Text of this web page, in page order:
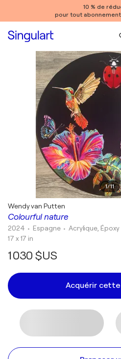
10 % de
pour tout
1/11
Colourful nature
Wendy van Putten
2024 • Espagne • Acrylique, Époxy
17 x 17 in
1 030 $US
Acquérir